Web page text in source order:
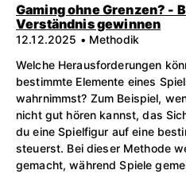
Gaming ohne Grenzen? -
Verständnis gewinnen
12.12.2025 • Methodik
Welche Herausforderungen
bestimmte Elemente eines
wahrnimmst? Zum Beispiel,
nicht gut hören kannst, das
du eine Spielfigur auf eine
steuerst. Bei dieser Methode
gemacht, während Spiele